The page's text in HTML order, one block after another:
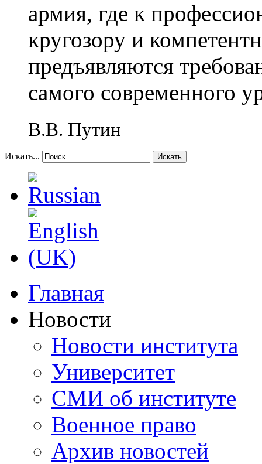
армия, где к
кругозору и
предъявляются
самого современного
В.В. Путин
Искать... Искать
Главная
Новости
Новости института
Университет
СМИ об институте
Военное право
Архив новостей